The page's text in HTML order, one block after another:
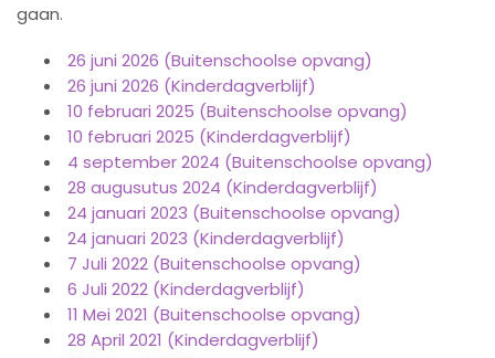
gaan.
26 juni 2026 (Buitenschoolse opvang)
26 juni 2026 (Kinderdagverblijf)
10 februari 2025 (Buitenschoolse opvang)
10 februari 2025 (Kinderdagverblijf)
4 september 2024 (Buitenschoolse opvang)
28 augusutus 2024 (Kinderdagverblijf)
24 januari 2023 (Buitenschoolse opvang)
24 januari 2023 (Kinderdagverblijf)
7 Juli 2022 (Buitenschoolse opvang)
6 Juli 2022 (Kinderdagverblijf)
11 Mei 2021 (Buitenschoolse opvang)
28 April 2021 (Kinderdagverblijf)